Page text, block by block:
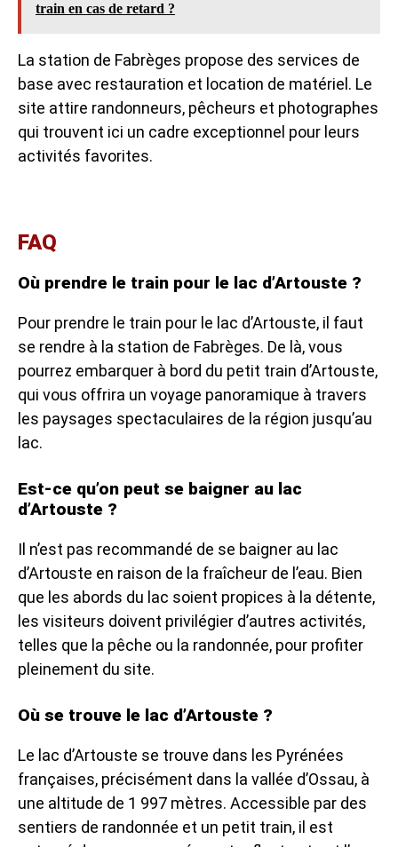
train en cas de retard ?
La station de Fabrèges propose des services de
base avec restauration et location de matériel. Le
site attire randonneurs, pêcheurs et photographes
qui trouvent ici un cadre exceptionnel pour leurs
activités favorites.
FAQ
Où prendre le train pour le lac d’Artouste ?
Pour prendre le train pour le lac d’Artouste, il faut
se rendre à la station de Fabrèges. De là, vous
pourrez embarquer à bord du petit train d’Artouste,
qui vous offrira un voyage panoramique à travers
les paysages spectaculaires de la région jusqu’au
lac.
Est-ce qu’on peut se baigner au lac
d’Artouste ?
Il n’est pas recommandé de se baigner au lac
d’Artouste en raison de la fraîcheur de l’eau. Bien
que les abords du lac soient propices à la détente,
les visiteurs doivent privilégier d’autres activités,
telles que la pêche ou la randonnée, pour profiter
pleinement du site.
Où se trouve le lac d’Artouste ?
Le lac d’Artouste se trouve dans les Pyrénées
françaises, précisément dans la vallée d’Ossau, à
une altitude de 1 997 mètres. Accessible par des
sentiers de randonnée et un petit train, il est